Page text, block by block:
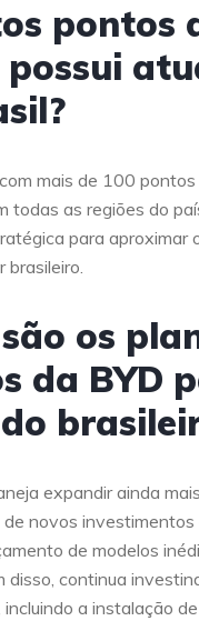
pontos
possui
mais de 100
todas as regiões do
para aproximar
brasileiro.
os
da BYD
expandir ainda
novos investimentos
de modelos
disso, continua
a instalação